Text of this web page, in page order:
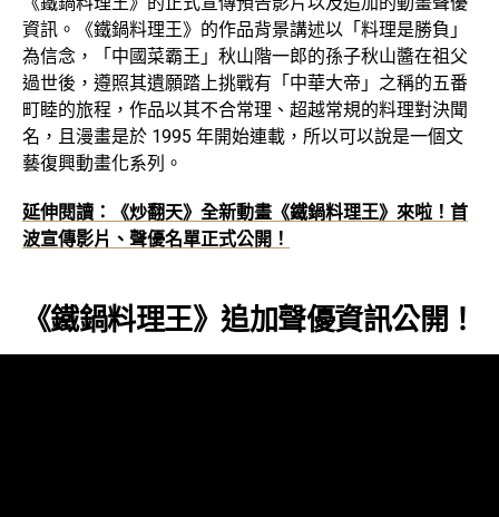
資訊。《鐵鍋料理王》的作品背景講述以「料理是勝負」
為信念，「中國菜霸王」秋山階一郎的孫子秋山醬在祖父
過世後，遵照其遺願踏上挑戰有「中華大帝」之稱的五番
町睦的旅程，作品以其不合常理、超越常規的料理對決聞
名，且漫畫是於 1995 年開始連載，所以可以說是一個文
藝復興動畫化系列。
延伸閱讀：《炒翻天》全新動畫《鐵鍋料理王》來啦！首
波宣傳影片、聲優名單正式公開！
《鐵鍋料理王》追加聲優資訊公開！